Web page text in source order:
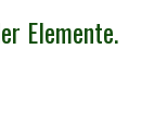
Elemente.